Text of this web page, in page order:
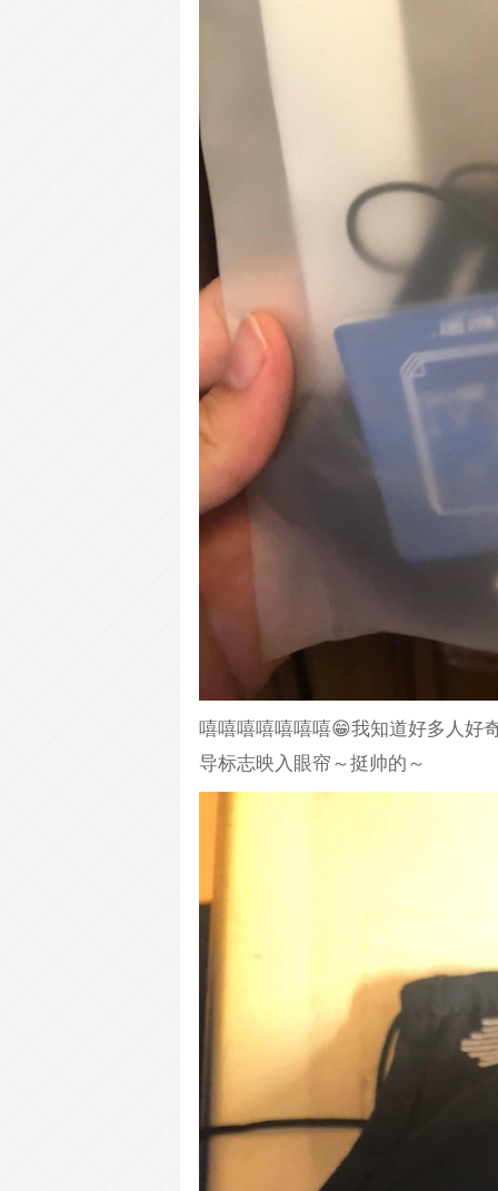
嘻嘻嘻嘻嘻嘻嘻😁我知道好多人好
导标志映入眼帘～挺帅的～